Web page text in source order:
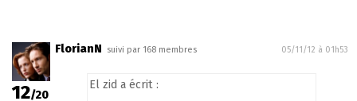
12/20
FlorianN suivi par 168 membres 05/11/12 à 01h53
El zid a écrit :